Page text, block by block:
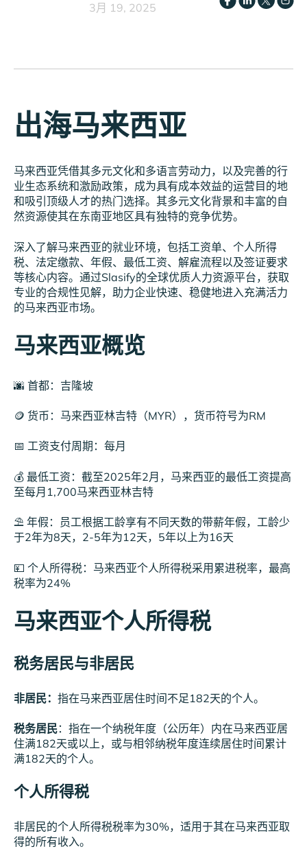
3月 19, 2025
出海马来西亚
马来西亚凭借其多元文化和多语言劳动力，以及完善的行
业生态系统和激励政策，成为具有成本效益的运营目的地
和吸引顶级人才的热门选择。其多元文化背景和丰富的自
然资源使其在东南亚地区具有独特的竞争优势。
深入了解马来西亚的就业环境，包括工资单、个人所得
税、法定缴款、年假、最低工资、解雇流程以及签证要求
等核心内容。通过Slasify的全球优质人力资源平台，获取
专业的合规性见解，助力企业快速、稳健地进入充满活力
的马来西亚市场。
马来西亚概览
🌆 首都：吉隆坡
🪙 货币：马来西亚林吉特（MYR），货币符号为RM
📅 工资支付周期：每月
💰 最低工资：截至2025年2月，马来西亚的最低工资提高
至每月1,700马来西亚林吉特
⛱️ 年假：员工根据工龄享有不同天数的带薪年假，工龄少
于2年为8天，2-5年为12天，5年以上为16天
💴 个人所得税：马来西亚个人所得税采用累进税率，最高
税率为24%
马来西亚个人所得税
税务居民与非居民
非居民： 指在马来西亚居住时间不足182天的个人。
税务居民：指在一个纳税年度（公历年）内在马来西亚居
住满182天或以上，或与相邻纳税年度连续居住时间累计
满182天的个人。
个人所得税
非居民的个人所得税税率为30%，适用于其在马来西亚取
得的所有收入。